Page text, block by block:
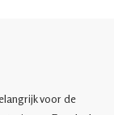
voor de